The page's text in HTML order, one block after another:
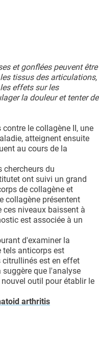
et gonflées peuvent être
tissus des articulations,
effets sur les
la douleur et tenter de
le collagène II, une
atteignent ensuite
au cours de la
chercheurs du
ont suivi un grand
de collagène et
collagène présentent
niveaux baissent à
est associée à un
d'examiner la
tels anticorps est
citrullinés est en effet
que l'analyse
outil pour établir le
arthritis